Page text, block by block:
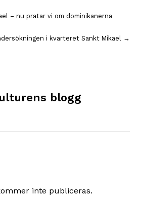
– nu pratar vi om dominikanerna
i kvarteret Sankt Mikael →
blogg
inte publiceras.